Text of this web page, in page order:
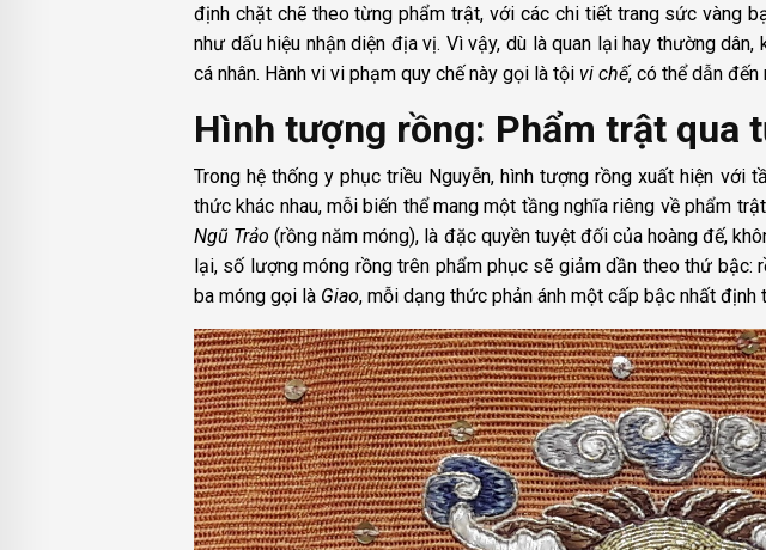
định chặt chẽ theo từng phẩm trật, với các chi tiết trang sức vàng
như dấu hiệu nhận diện địa vị. Vì vậy, dù là quan lại hay thường
cá nhân. Hành vi vi phạm quy chế này gọi là tội vi chế, có thể dẫn
Hình tượng rồng: Phẩm trật qua
Trong hệ thống y phục triều Nguyễn, hình tượng rồng xuất hiện với
thức khác nhau, mỗi biến thể mang một tầng nghĩa riêng về phẩm
Ngũ Trảo (rồng năm móng), là đặc quyền tuyệt đối của hoàng đế,
lại, số lượng móng rồng trên phẩm phục sẽ giảm dần theo thứ bậc:
ba móng gọi là Giao, mỗi dạng thức phản ánh một cấp bậc nhất định